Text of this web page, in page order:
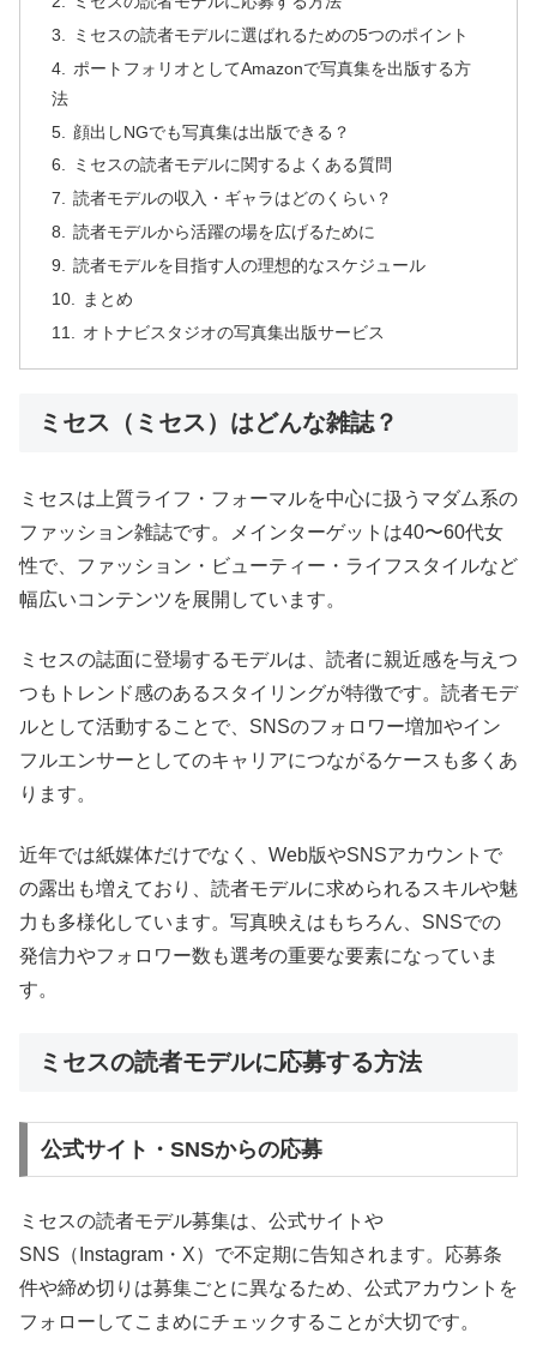
ミセスの読者モデルに選ばれるための5つのポイント
ポートフォリオとしてAmazonで写真集を出版する方
法
顔出しNGでも写真集は出版できる？
ミセスの読者モデルに関するよくある質問
読者モデルの収入・ギャラはどのくらい？
読者モデルから活躍の場を広げるために
読者モデルを目指す人の理想的なスケジュール
まとめ
オトナビスタジオの写真集出版サービス
ミセス（ミセス）はどんな雑誌？
ミセスは上質ライフ・フォーマルを中心に扱うマダム系の
ファッション雑誌です。メインターゲットは40〜60代女
性で、ファッション・ビューティー・ライフスタイルなど
幅広いコンテンツを展開しています。
ミセスの誌面に登場するモデルは、読者に親近感を与えつ
つもトレンド感のあるスタイリングが特徴です。読者モデ
ルとして活動することで、SNSのフォロワー増加やイン
フルエンサーとしてのキャリアにつながるケースも多くあ
ります。
近年では紙媒体だけでなく、Web版やSNSアカウントで
の露出も増えており、読者モデルに求められるスキルや魅
力も多様化しています。写真映えはもちろん、SNSでの
発信力やフォロワー数も選考の重要な要素になっていま
す。
ミセスの読者モデルに応募する方法
公式サイト・SNSからの応募
ミセスの読者モデル募集は、公式サイトや
SNS（Instagram・X）で不定期に告知されます。応募条
件や締め切りは募集ごとに異なるため、公式アカウントを
フォローしてこまめにチェックすることが大切です。